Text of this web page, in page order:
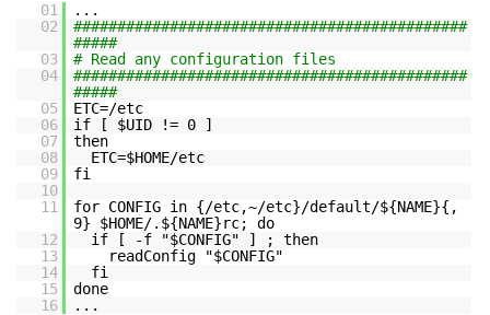
01
...
02
#############################################
#####
03
# Read any configuration files
04
#############################################
#####
05
ETC=/etc
06
if [ $UID != 0 ]
07
then
08
ETC=$HOME/etc
09
fi
10
11
for CONFIG in {/etc,~/etc}/default/${NAME}{,
9} $HOME/.${NAME}rc; do
12
if [ -f "$CONFIG" ] ; then
13
readConfig "$CONFIG"
14
fi
15
done
16
...